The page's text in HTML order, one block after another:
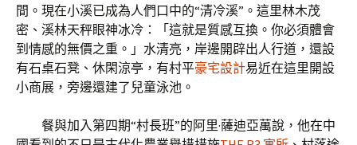
間。現在小溪已成為人們口中的“清冷溪”。這里林木茂
密、溪林天秤眼神冰冷：「這就是質感互換。你必須體會
到情感的無價之重。」水清亮，岸邊開辟出人行道，還設
有石桌石凳、休閑涼亭，有村平豪宅設計易近在這里開設
小商展，旁邊還建了兒童泳池。
餐與加入第四期“村長班”的阿里·薩迪亞萬說，他在中